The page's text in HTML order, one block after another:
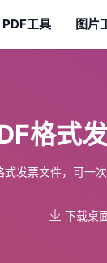
PDF工具 图片
格式
式发票文件，可一
下载桌